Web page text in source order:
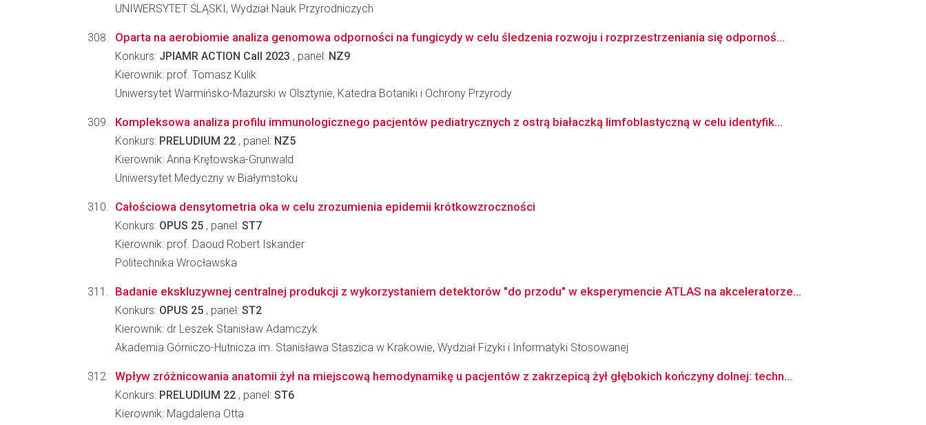
UNIWERSYTET ŚLĄSKI, Wydział Nauk Przyrodniczych
Oparta na aerobiomie analiza genomowa odporności na fungicydy w celu śledzenia rozwoju i rozprzestrzeniania się odpornoś...
Konkurs: JPIAMR ACTION Call 2023 , panel: NZ9
Kierownik: prof. Tomasz Kulik
Uniwersytet Warmińsko-Mazurski w Olsztynie, Katedra Botaniki i Ochrony Przyrody
Kompleksowa analiza profilu immunologicznego pacjentów pediatrycznych z ostrą białaczką limfoblastyczną w celu identyfik...
Konkurs: PRELUDIUM 22 , panel: NZ5
Kierownik: Anna Krętowska-Grunwald
Uniwersytet Medyczny w Białymstoku
Całościowa densytometria oka w celu zrozumienia epidemii krótkowzroczności
Konkurs: OPUS 25 , panel: ST7
Kierownik: prof. Daoud Robert Iskander
Politechnika Wrocławska
Badanie ekskluzywnej centralnej produkcji z wykorzystaniem detektorów "do przodu" w eksperymencie ATLAS na akceleratorze...
Konkurs: OPUS 25 , panel: ST2
Kierownik: dr Leszek Stanisław Adamczyk
Akademia Górniczo-Hutnicza im. Stanisława Staszica w Krakowie, Wydział Fizyki i Informatyki Stosowanej
Wpływ zróżnicowania anatomii żył na miejscową hemodynamikę u pacjentów z zakrzepicą żył głębokich kończyny dolnej: techn...
Konkurs: PRELUDIUM 22 , panel: ST6
Kierownik: Magdalena Otta